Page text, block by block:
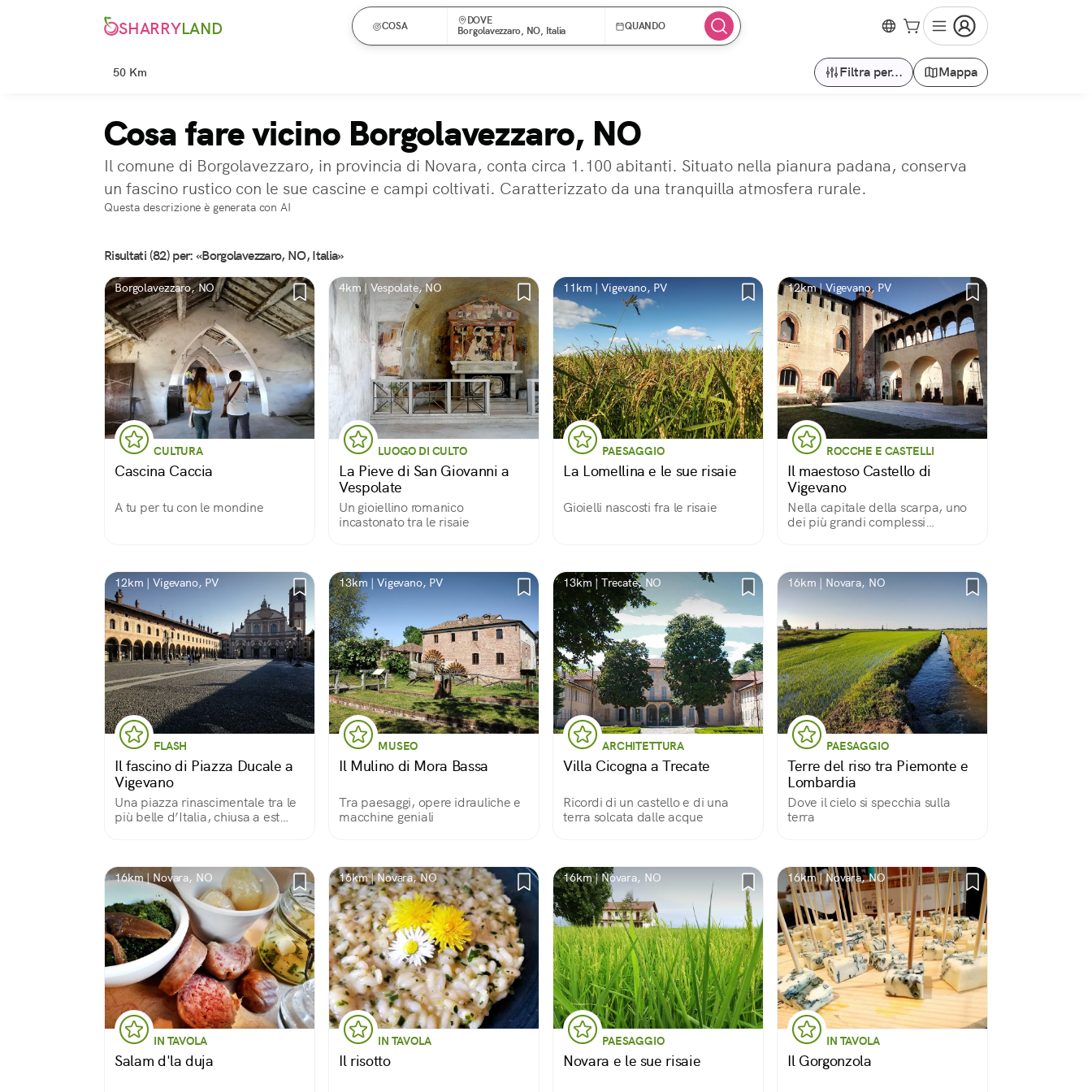
SHARRYLAND COSA
DOVE
Borgolavezzaro, NO, Italia
QUANDO
50 Km Filtra per... Mappa
Cosa fare vicino Borgolavezzaro, NO
Il comune di Borgolavezzaro, in provincia di Novara, conta circa 1.100 abitanti. Situato nella pianura padana, conserva
un fascino rustico con le sue cascine e campi coltivati. Caratterizzato da una tranquilla atmosfera rurale.
Questa descrizione è generata con AI
Risultati (82) per: «Borgolavezzaro, NO, Italia»
Borgolavezzaro, NO
CULTURA
Cascina Caccia
A tu per tu con le mondine
4km | Vespolate, NO
LUOGO DI CULTO
La Pieve di San Giovanni a
Vespolate
Un gioiellino romanico
incastonato tra le risaie
11km | Vigevano, PV
PAESAGGIO
La Lomellina e le sue risaie
Gioielli nascosti fra le risaie
12km | Vigevano, PV
ROCCHE E CASTELLI
Il maestoso Castello di
Vigevano
Nella capitale della scarpa, uno
dei più grandi complessi
12km | Vigevano, PV
FLASH
Il fascino di Piazza Ducale a
Vigevano
Una piazza rinascimentale tra le
più belle d’Italia, chiusa a est
dalla torre del Bramante.
13km | Vigevano, PV
MUSEO
Il Mulino di Mora Bassa
Tra paesaggi, opere idrauliche e
macchine geniali
13km | Trecate, NO
ARCHITETTURA
Villa Cicogna a Trecate
Ricordi di un castello e di una
terra solcata dalle acque
16km | Novara, NO
PAESAGGIO
Terre del riso tra Piemonte e
Lombardia
Dove il cielo si specchia sulla
terra
16km | Novara, NO
IN TAVOLA
Salam d'la duja
16km | Novara, NO
IN TAVOLA
Il risotto
16km | Novara, NO
PAESAGGIO
Novara e le sue risaie
16km | Novara, NO
IN TAVOLA
Il Gorgonzola